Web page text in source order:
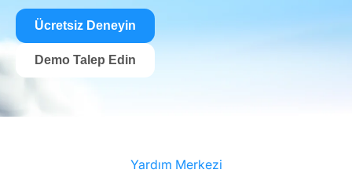
Ücretsiz Deneyin
Demo Talep Edin
Yardım Merkezi